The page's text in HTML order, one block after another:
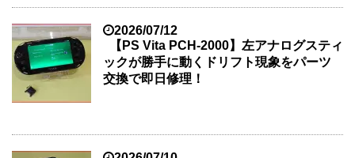
2026/07/12
【PS Vita PCH-2000】左アナログスティ
ックが勝手に動くドリフト現象をパーツ
交換で即日修理！